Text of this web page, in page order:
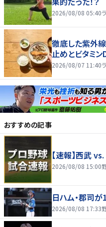
2026/08/08 05:40
徹底した紫外
止めとビタミ
2026/08/07 11:40
おすすめの記事
【速報】西武
2026/08/08 15:00
日ハム・郡司
2026/08/08 17:33